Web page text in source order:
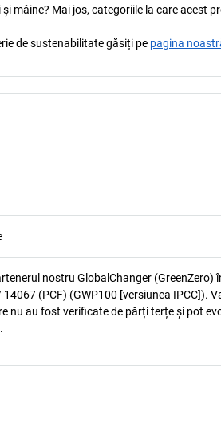
mâine? Mai jos, categoriile la care acest
de sustenabilitate găsiți pe pagina
nostru GlobalChanger (GreenZero)
(PCF) (GWP100 [versiunea IPCC]).
nu au fost verificate de părți terțe și pot